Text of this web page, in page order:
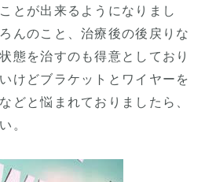
とが出来るようになりまし
んのこと、治療後の後戻りな
態を治すのも得意としており
けどブラケットとワイヤーを
どと悩まれておりましたら、
。